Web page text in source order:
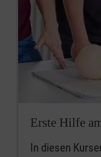
Erste Hilfe
In diesen